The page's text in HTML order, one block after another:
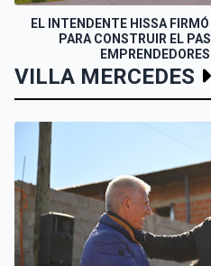
EL INTENDENTE HISSA
PARA CONSTRUIR EL
VILLA MERCEDES